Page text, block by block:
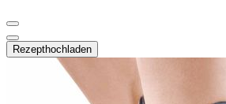
Rezepthochladen